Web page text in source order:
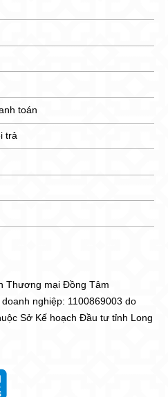
toán
trả
Thương mại Đồng Tâm
nghiệp: 1100869003 do
Sở Kế hoạch Đầu tư tỉnh Long